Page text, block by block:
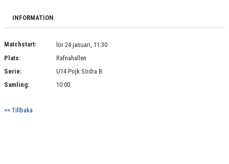
KALENDER
MATCHER
BILDGALLERI
DOKUMENT
INFORMATION
Matchstart:
lör 24 januari, 11:30
Plats:
Rafnahallen
Serie:
U14 Pojk Södra B
Samling:
10:00
<< Tillbaka